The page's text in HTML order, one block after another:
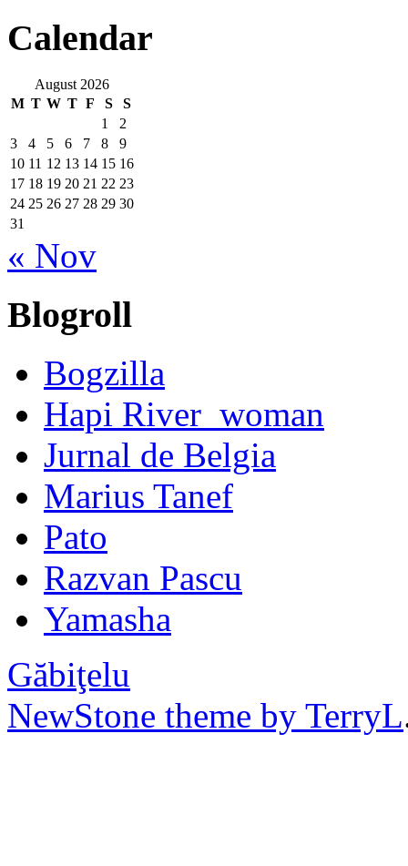
Calendar
August 2026
M T W T F S
S
1
2
3
4 5 6 7 8
9
10 11 12 13 14 15 16
17 18 19 20 21 22 23
24 25 26 27 28 29 30
31
« Nov
Blogroll
Bogzilla
Hapi River_woman
Jurnal de Belgia
Marius Tanef
Pato
Razvan Pascu
Yamasha
Găbiţelu
NewStone theme by TerryL